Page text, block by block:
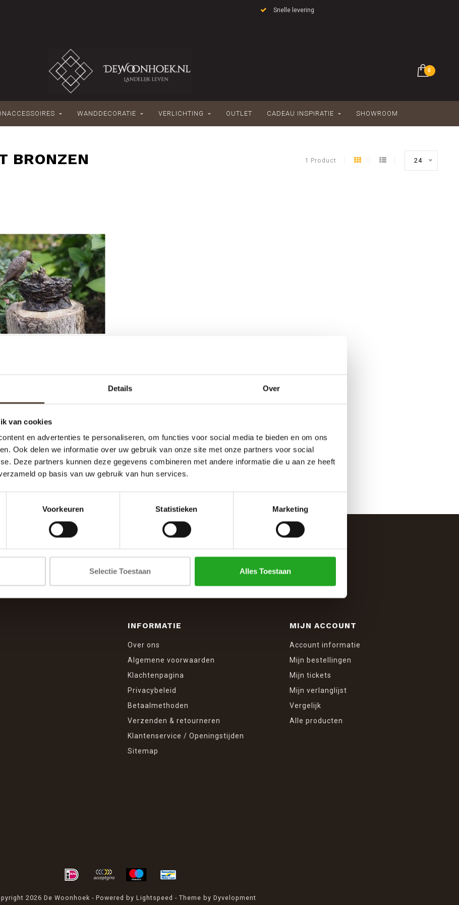
Details Over
van cookies
en advertenties te personaliseren, om functies voor social media te bieden en om ons
Ook delen we informatie over uw gebruik van onze site met onze partners voor social
Deze partners kunnen deze gegevens combineren met andere informatie die u aan ze heeft
op basis van uw gebruik van hun services.
Voorkeuren Statistieken Marketing
Selectie Toestaan Alles Toestaan
Snelle levering
0
WANDDECORATIE VERLICHTING OUTLET CADEAU INSPIRATIE SHOWROOM
BRONZEN
1 Product 24
SCHRIJF JE IN VOOR DE NIEUWSBRIEF
INFORMATIE
Over ons
Algemene voorwaarden
Klachtenpagina
Privacybeleid
Betaalmethoden
Verzenden & retourneren
Klantenservice / Openingstijden
Sitemap
MIJN ACCOUNT
Account informatie
Mijn bestellingen
Mijn tickets
Mijn verlanglijst
Vergelijk
Alle producten
2026 De Woonhoek - Powered by Lightspeed - Theme by Dyvelopment